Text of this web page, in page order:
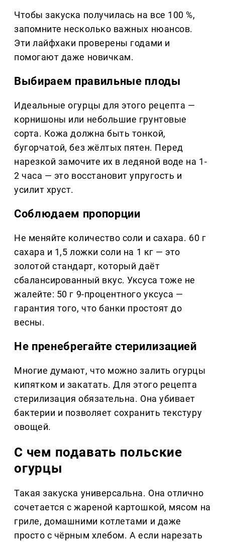
Чтобы закуска получилась на все 100 %,
запомните несколько важных нюансов.
Эти лайфхаки проверены годами и
помогают даже новичкам.
Выбираем правильные плоды
Идеальные огурцы для этого рецепта —
корнишоны или небольшие грунтовые
сорта. Кожа должна быть тонкой,
бугорчатой, без жёлтых пятен. Перед
нарезкой замочите их в ледяной воде на 1-
2 часа — это восстановит упругость и
усилит хруст.
Соблюдаем пропорции
Не меняйте количество соли и сахара. 60 г
сахара и 1,5 ложки соли на 1 кг — это
золотой стандарт, который даёт
сбалансированный вкус. Уксуса тоже не
жалейте: 50 г 9-процентного уксуса —
гарантия того, что банки простоят до
весны.
Не пренебрегайте стерилизацией
Многие думают, что можно залить огурцы
кипятком и закатать. Для этого рецепта
стерилизация обязательна. Она убивает
бактерии и позволяет сохранить текстуру
овощей.
С чем подавать польские
огурцы
Такая закуска универсальна. Она отлично
сочетается с жареной картошкой, мясом на
гриле, домашними котлетами и даже
просто с чёрным хлебом. А если нарезать